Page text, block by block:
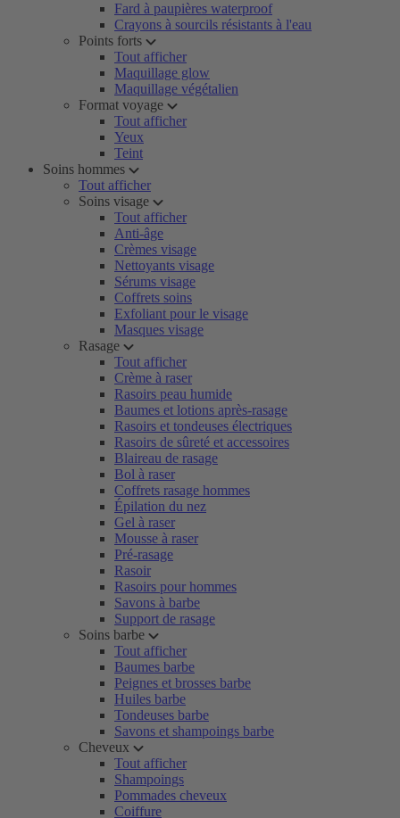
Fard à paupières waterproof
Crayons à sourcils résistants à l'eau
Points forts
Tout afficher
Maquillage glow
Maquillage végétalien
Format voyage
Tout afficher
Yeux
Teint
Soins hommes
Tout afficher
Soins visage
Tout afficher
Anti-âge
Crèmes visage
Nettoyants visage
Sérums visage
Coffrets soins
Exfoliant pour le visage
Masques visage
Rasage
Tout afficher
Crème à raser
Rasoirs peau humide
Baumes et lotions après-rasage
Rasoirs et tondeuses électriques
Rasoirs de sûreté et accessoires
Blaireau de rasage
Bol à raser
Coffrets rasage hommes
Épilation du nez
Gel à raser
Mousse à raser
Pré-rasage
Rasoir
Rasoirs pour hommes
Savons à barbe
Support de rasage
Soins barbe
Tout afficher
Baumes barbe
Peignes et brosses barbe
Huiles barbe
Tondeuses barbe
Savons et shampoings barbe
Cheveux
Tout afficher
Shampoings
Pommades cheveux
Coiffure